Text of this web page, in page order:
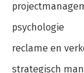
psychologie
reclame en
strategisch